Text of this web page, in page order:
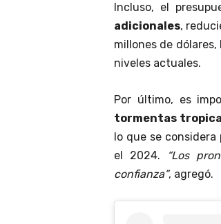
Incluso, el
adicionales,
millones de
niveles actuales.
Por último, es
tormentas
lo que se
el 2024.
“Los
confianza”, agregó.